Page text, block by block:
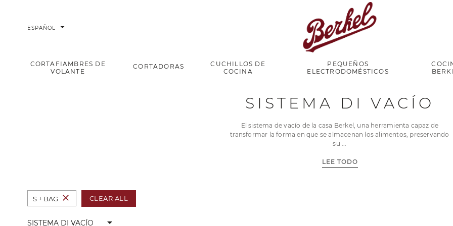
ESPAÑOL arrow_drop_down
CORTAFIAMBRES DE
VOLANTE
CORTADORAS
CUCHILLOS DE
COCINA
PEQUEÑOS
ELECTRODOMÉSTICOS
Sistema di vacío
SISTEMA DI VACÍO
El sistema de vacío de la casa Berkel, una herramienta capaz de
transformar la forma en que se almacenan los alimentos, preservando
su
LEE TODO
S + BAG close CLEAR ALL
SISTEMA DI VACÍO arrow_drop_down